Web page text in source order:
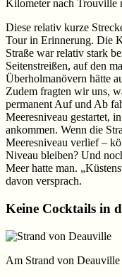
Kilometer nach Trouville
Diese relativ kurze
Tour in Erinnerung. Die
Straße war relativ stark
Seitenstreißen, auf den
Überholmanövern hätte
Zudem fragten wir uns,
permanent Auf und Ab
Meeresniveau gestartet,
ankommen. Wenn die
Meeresniveau verlief –
Niveau bleiben? Und
Meer hatte man.
davon versprach.
Keine Cocktails in
Am Strand von Deauville